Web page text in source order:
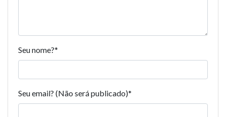
Seu nome?*
Seu email? (Não será publicado)*